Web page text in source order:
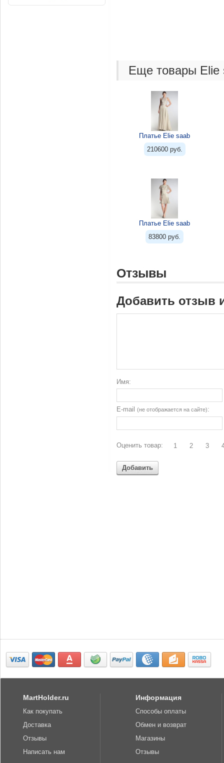
Еще товары Elie
Платье Elie saab
210600 руб.
Платье Elie saab
83800 руб.
Отзывы
Добавить отзыв
Имя:
E-mail (не отображается на сайте):
Оценить товар: 1 2 3
Добавить
MartHolder.ru
Как покупать
Доставка
Отзывы
Написать нам
Информация
Способы оплаты
Обмен и возврат
Магазины
Отзывы